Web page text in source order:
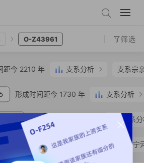
O-Z43961 筛选
距今 2210 年 支系分析 支系宗
形成时间距今 1730 年 支系分析
形成时间距今 1360 年 支系
O-MF563914卢**汉族 天津市 市辖区 宁